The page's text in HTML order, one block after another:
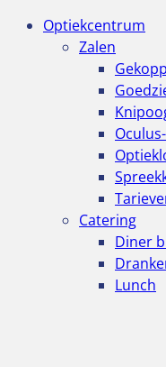
Optiekcentrum
Zalen
Catering
Diner
Lunch